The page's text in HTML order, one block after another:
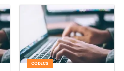
CODECS